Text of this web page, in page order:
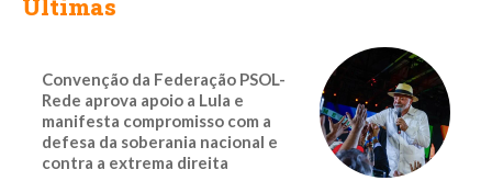
Últimas
Convenção da Federação PSOL-
Rede aprova apoio a Lula e
manifesta compromisso com a
defesa da soberania nacional e
contra a extrema direita